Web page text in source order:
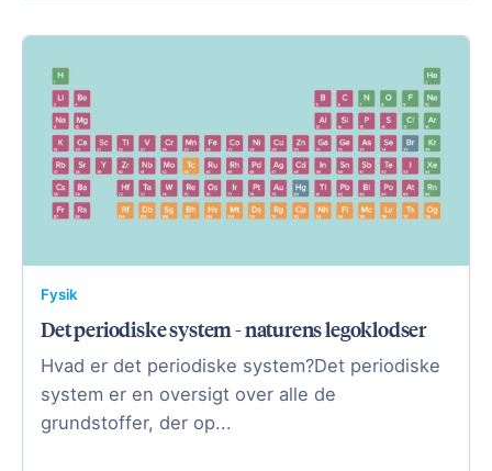
Fysik
Det periodiske system - naturens legoklodser
Hvad er det periodiske system?Det periodiske
system er en oversigt over alle de
grundstoffer, der op...